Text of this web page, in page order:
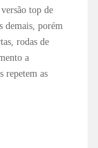
top de
demais, porém
rodas de
a
repetem as